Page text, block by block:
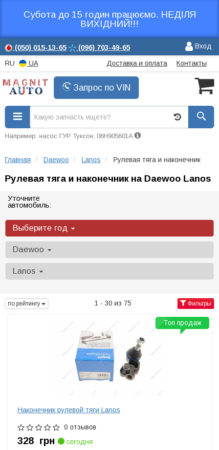
Субота до 15 годин працюємо. НЕДІЛЯ
ВИХІДНИЙ!!!
(050) 015-13-65 (096) 703-49-65 Вход
RU UA Доставка и оплата Контакты
Запрос по VIN
Например: насос ГУР Туксон, 06H905601A
Главная Daewoo Lanos Рулевая тяга и наконечник
Рулевая тяга и наконечник на Daewoo Lanos
Уточните
автомобиль:
Выберите год
Daewoo
Lanos
по рейтингу 1 - 30 из 75 Фильтры
Наконечник рулевой тяги Lanos
0 отзывов
328 грн
сегодня
Топ продаж